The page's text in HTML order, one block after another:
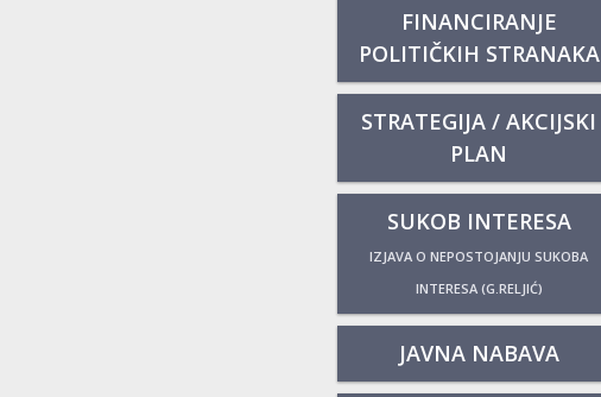
FINANCIRANJE
POLITIČKIH STRANAKA
STRATEGIJA / AKCIJSKI
PLAN
SUKOB INTERESA
IZJAVA O NEPOSTOJANJU SUKOBA
INTERESA (G.RELJIĆ)
JAVNA NABAVA